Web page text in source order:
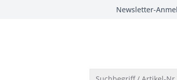
Newsletter-